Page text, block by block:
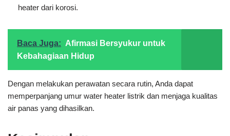
heater dari korosi.
Baca Juga: Afirmasi Bersyukur untuk
Kebahagiaan Hidup
Dengan melakukan perawatan secara rutin, Anda dapat
memperpanjang umur water heater listrik dan menjaga kualitas
air panas yang dihasilkan.